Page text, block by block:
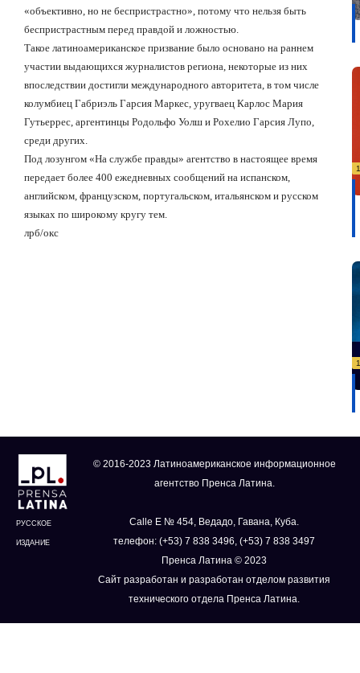
«объективно, но не беспристрастно», потому что нельзя быть
беспристрастным перед правдой и ложностью.
Такое латиноамериканское призвание было основано на раннем
участии выдающихся журналистов региона, некоторые из них
впоследствии достигли международного авторитета, в том числе
колумбиец Габриэль Гарсия Маркес, уругваец Карлос Мария
Гутьеррес, аргентинцы Родольфо Уолш и Рохелио Гарсия Лупо,
среди других.
Под лозунгом «На службе правды» агентство в настоящее время
передает более 400 ежедневных сообщений на испанском,
английском, французском, португальском, итальянском и русском
языках по широкому кругу тем.
лрб/окс
РУССКОЕ
ИЗДАНИЕ
© 2016-2023 Латиноамериканское информационное
агентство Пренса Латина.
Calle E № 454, Ведадо, Гавана, Куба.
телефон: (+53) 7 838 3496, (+53) 7 838 3497
Пренса Латина © 2023
Сайт разработан и разработан отделом развития
технического отдела Пренса Латина.